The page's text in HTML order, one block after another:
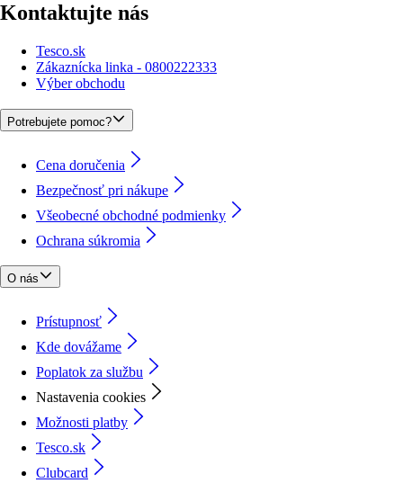
Kontaktujte nás
Tesco.sk
Zákaznícka linka - 0800222333
Výber obchodu
Potrebujete pomoc?
Cena doručenia
Bezpečnosť pri nákupe
Všeobecné obchodné podmienky
Ochrana súkromia
O nás
Prístupnosť
Kde dovážame
Poplatok za službu
Nastavenia cookies
Možnosti platby
Tesco.sk
Clubcard